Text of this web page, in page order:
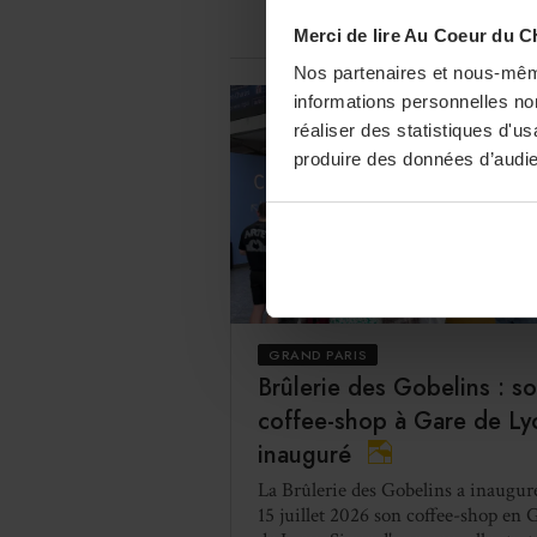
Merci de lire Au Coeur du
Nos partenaires et nous-
informations personnelles
réaliser des statistiques
produire des données
créativité dans l’association des
Katia Palla.
GRAND PARIS
Brûlerie des Gobelins :
coffee-shop à Gare de
inauguré
La Brûlerie des Gobelins a
15 juillet 2026 son coffee-shop en